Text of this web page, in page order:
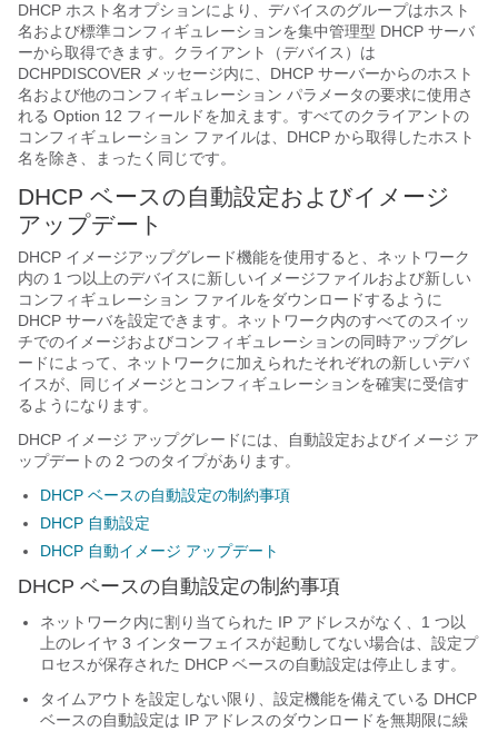
DHCP ホスト名オプションにより、デバイスのグループはホスト
名および標準コンフィギュレーションを集中管理型 DHCP サーバ
ーから取得できます。クライアント（デバイス）は
DCHPDISCOVER メッセージ内に、DHCP サーバーからのホスト
名および他のコンフィギュレーション パラメータの要求に使用さ
れる Option 12 フィールドを加えます。すべてのクライアントの
コンフィギュレーション ファイルは、DHCP から取得したホスト
名を除き、まったく同じです。
DHCP ベースの自動設定およびイメージ
アップデート
DHCP イメージアップグレード機能を使用すると、ネットワーク
内の 1 つ以上のデバイスに新しいイメージファイルおよび新しい
コンフィギュレーション ファイルをダウンロードするように
DHCP サーバを設定できます。ネットワーク内のすべてのスイッ
チでのイメージおよびコンフィギュレーションの同時アップグレ
ードによって、ネットワークに加えられたそれぞれの新しいデバ
イスが、同じイメージとコンフィギュレーションを確実に受信す
るようになります。
DHCP イメージ アップグレードには、自動設定およびイメージ ア
ップデートの 2 つのタイプがあります。
DHCP ベースの自動設定の制約事項
DHCP 自動設定
DHCP 自動イメージ アップデート
DHCP ベースの自動設定の制約事項
ネットワーク内に割り当てられた IP アドレスがなく、1 つ以
上のレイヤ 3 インターフェイスが起動してない場合は、設定プ
ロセスが保存された DHCP ベースの自動設定は停止します。
タイムアウトを設定しない限り、設定機能を備えている DHCP
ベースの自動設定は IP アドレスのダウンロードを無期限に繰